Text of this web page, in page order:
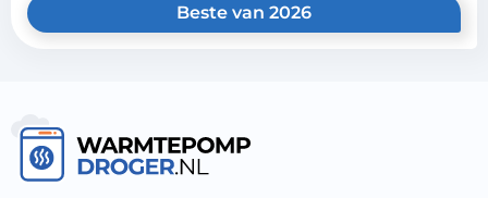
Beste van 2026